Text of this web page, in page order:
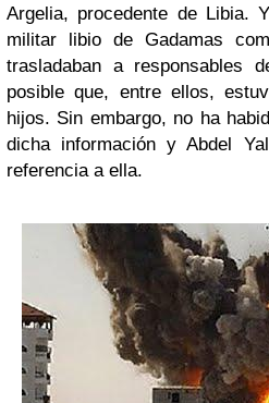
Argelia, procedente de Libia.
militar libio de Gadamas
trasladaban a responsables
posible que, entre ellos,
hijos. Sin embargo, no ha
dicha información y Abdel
referencia a ella.